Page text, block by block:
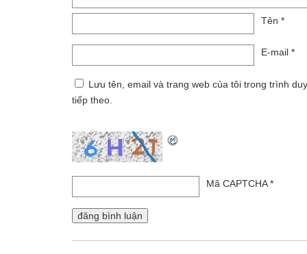
Tên *
E-mail *
Lưu tên, email và trang web của tôi trong trình
tiếp theo.
Mã CAPTCHA*